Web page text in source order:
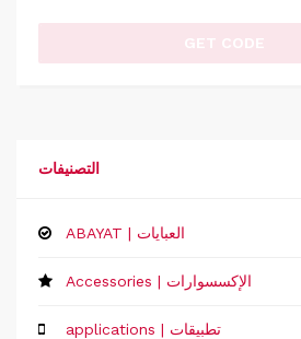
GET CODE
التصنيفات
ABAYAT | العبايات
Accessories | الإكسسوارات
applications | تطبيقات